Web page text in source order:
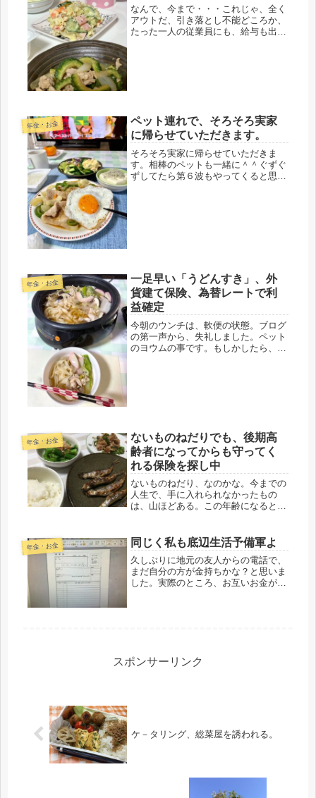
かの話、
なんで、今まで・・・これじゃ、全く
アウトだ、引き落とし不能どころか、
たった一人の従業員にも、給与も出せ
年金・お金
ペット連れで、そろそろ実家
に帰らせていただきます。
そろそろ実家に帰らせていただきま
す。相棒のペットも一緒に＾＾ぐずぐ
ずしてたら第６波もやってくると思
年金・お金
一足早い「うどんすき」、外
貨建て保険、為替レートで利
益確定
今朝のウンチは、軟便の状態。ブログ
の第一声から、失礼しました。ペット
のヨウムの事です。もしかしたら、餌
年金・お金
ないものねだりでも、後期高
齢者になってからも守ってく
れる保険を探し中
ないものねだり、なのかな。今までの
人生で、手に入れられなかったもの
は、山ほどある。この年齢になると思
た。メソメソしていても仕方ないの
で、となると、健康とお金は、努力す
れば頂け...
年金・お金 同じく私も底辺生活予備軍よ
久しぶりに地元の友人からの電話で、
まだ自分の方が金持ちかな？と思いま
した。実際のところ、お互いお金がな
スポンサーリンク
ケ－タリング、総菜屋を誘われる。